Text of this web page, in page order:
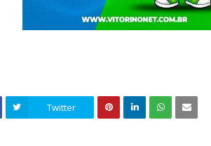
Twitter